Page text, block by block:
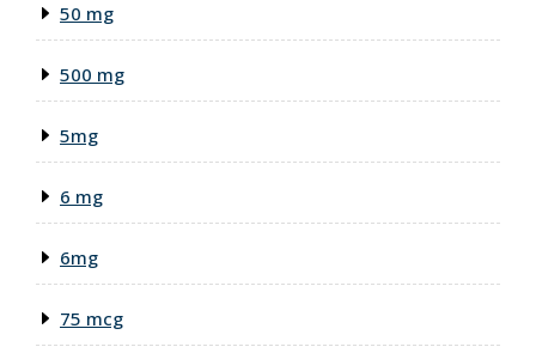
50 mg
500 mg
5mg
6 mg
6mg
75 mcg